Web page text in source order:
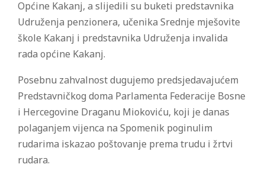
Općine Kakanj, a slijedili su buketi predstavnika
Udruženja penzionera, učenika Srednje mješovite
škole Kakanj i predstavnika Udruženja invalida
rada općine Kakanj.
Posebnu zahvalnost dugujemo predsjedavajućem
Predstavničkog doma Parlamenta Federacije Bosne
i Hercegovine Draganu Miokoviću, koji je danas
polaganjem vijenca na Spomenik poginulim
rudarima iskazao poštovanje prema trudu i žrtvi
rudara.